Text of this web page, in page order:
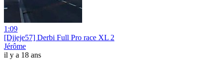
1:09
[Djjeje57] Derbi Full Pro race XL 2
Jérôme
il y a 18 ans